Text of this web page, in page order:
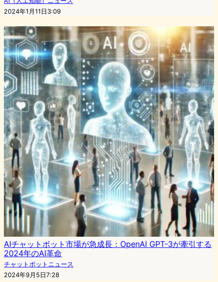
2024年1月11日3:09
AIチャットボット市場が急成長：OpenAI GPT-3が牽引する
2024年のAI革命
チャットボットニュース
2024年9月5日7:28